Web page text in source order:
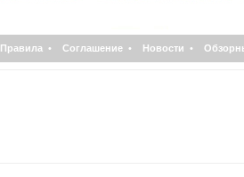
Правила • Соглашение • Новости •